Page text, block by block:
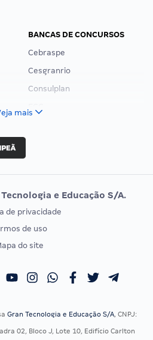
BANCAS DE CONCURSOS
Cebraspe
Cesgranrio
Consulplan
Vunesp
EXAME DE ORDEM
Calendário OAB
mais
e Educação S/A.
de privacidade
de uso
do site
Gran Tecnologia e Educação S/A, CNPJ:
02, Bloco J, Lote 10, Edifício Carlton